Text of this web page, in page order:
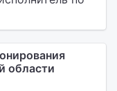
области